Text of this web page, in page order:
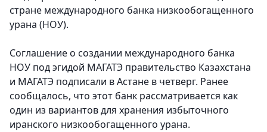
стране международного банка низкообогащенного
урана (НОУ).
Соглашение о создании международного банка
НОУ под эгидой МАГАТЭ правительство Казахстана
и МАГАТЭ подписали в Астане в четверг. Ранее
сообщалось, что этот банк рассматривается как
один из вариантов для хранения избыточного
иранского низкообогащенного урана.